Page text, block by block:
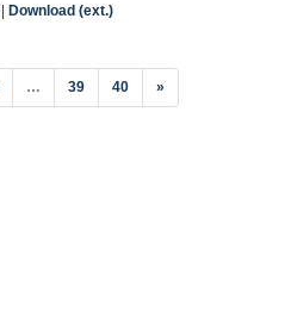
|Download (ext.)
… 39 40 »